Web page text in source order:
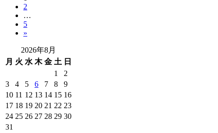
ー
ジ
送
り
定
ペ
ー
ジ
固
定
ペ
ー
ジ
2
…
固
定
ー
ジ
5
»
2026年8月
月 火 水 木 金 土 日
1
2
3
4 5 6 7 8
9
10 11 12 13 14 15 16
17 18 19 20 21 22 23
24 25 26 27 28 29 30
31